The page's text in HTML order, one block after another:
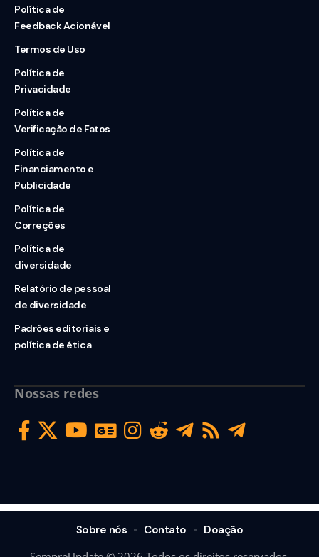
Política de
Feedback Acionável
Termos de Uso
Política de
Privacidade
Política de
Verificação de Fatos
Política de
Financiamento e
Publicidade
Política de
Correções
Política de
diversidade
Relatório de pessoal
de diversidade
Padrões editoriais e
política de ética
Nossas redes
Sobre nós Contato Doação